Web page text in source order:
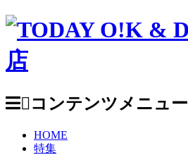
コンテンツメニュー
HOME
特集